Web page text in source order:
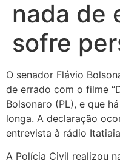
nada de
sofre
O senador Flávio
de errado com o filme
Bolsonaro (PL), e que
longa. A declaração
entrevista à rádio
A Polícia Civil realizou